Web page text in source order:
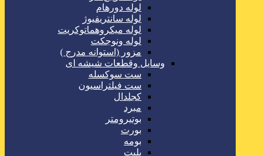
لوله دورهام
لوله سانتریفیوژ
لوله میکروهماتوکریت
لوله ونوجکت
مزور (استوانه مدرج )
وسایل وقطعات شیشه ای
ست سوکسله
ست فیلتراسیون
کجلدال
مبرد
بوتیرومتر
بورت
بومه
پلیت